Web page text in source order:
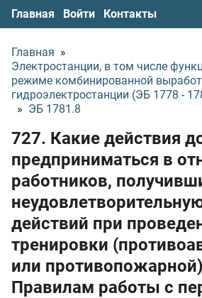
Главная Войти Контакты
Главная »
Электростанции, в том числе
режиме комбинированной
гидроэлектростанции (ЭБ 1778 -
» ЭБ 1781.8
727. Какие действия
предприниматься в
работников,
действий при
тренировки
или
Правилам работы с